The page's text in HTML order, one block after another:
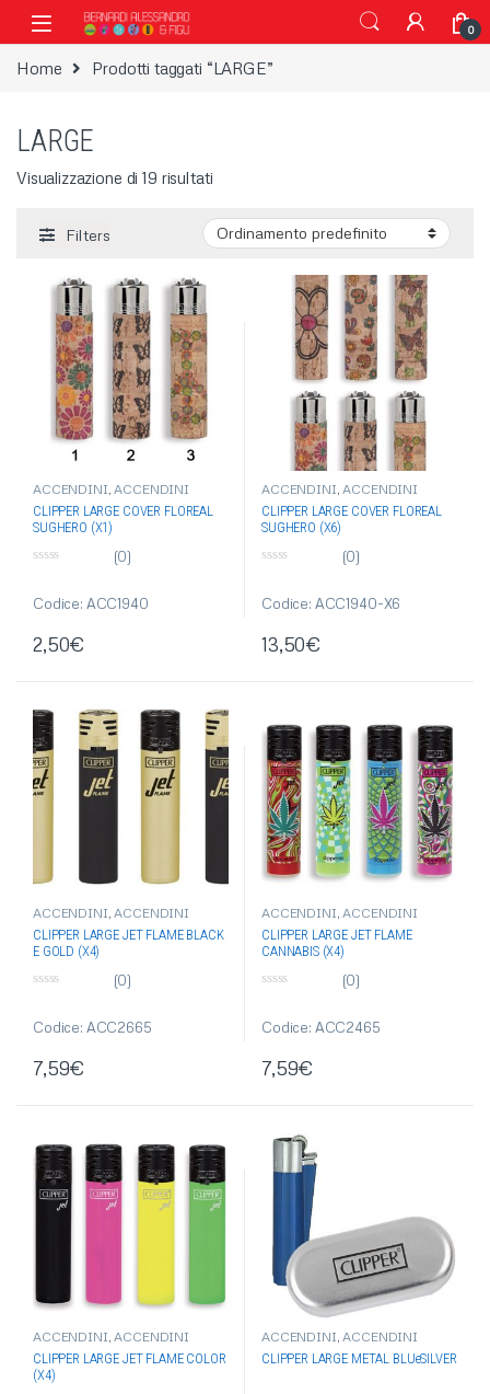
Vai alla navigazione
Vai al contenuto
0
Home Prodotti taggati “LARGE”
LARGE
Visualizzazione di 19 risultati
Filters
ACCENDINI ACCENDINI
PIETRINA,ARTICOLI SINGOLI
CLIPPER LARGE COVER FLOREAL
SUGHERO (X1)
u
(0)
Codice: ACC1940
2,50€
ACCENDINI ACCENDINI
PIETRINA,ARTICOLI SINGOLI
CLIPPER LARGE COVER FLOREAL
SUGHERO (X6)
u
(0)
Codice: ACC1940-X6
13,50€
ACCENDINI,ACCENDINI
CLIPPER ,ACCENDINI
ELETTRONICI,ACCENDINI JET
FLAME
CLIPPER LARGE JET FLAME BLACK
E GOLD (X4)
u
(0)
Codice: ACC2665
7,59€
ACCENDINI,ACCENDINI
CLIPPER ,ACCENDINI
ELETTRONICI,ACCENDINI JET
FLAME,ARTICOLI SINGOLI
CLIPPER LARGE JET FLAME
CANNABIS (X4)
u
(0)
Codice: ACC2465
7,59€
ACCENDINI,ACCENDINI
CLIPPER ,ACCENDINI
ELETTRONICI,ACCENDINI JET
FLAME
CLIPPER LARGE JET FLAME COLOR
(X4)
ACCENDINI,ACCENDINI
CLIPPER ,ACCENDINI IN
METALLO,ACCENDINI
CLIPPER LARGE METAL BLUeSILVER